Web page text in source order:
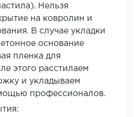
Нельзя
на ковролин и
В случае укладки
основание
пленка для
этого расстилаем
и укладываем
профессионалов.